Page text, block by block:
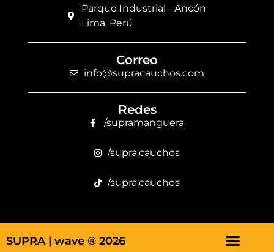
Parque Industrial - Ancón
Lima, Perú
Correo
info@supracauchos.com
Redes
/supramanguera
/supra.cauchos
/supra.cauchos
SUPRA | wave ® 2026